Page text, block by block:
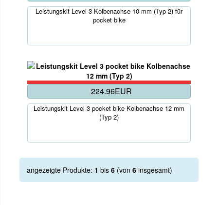
Leistungskit Level 3 Kolbenachse 10 mm (Typ 2) für
pocket bike
224.96EUR
Leistungskit Level 3 pocket bike Kolbenachse 12 mm
(Typ 2)
angezeigte Produkte: 1 bis 6 (von 6 insgesamt)